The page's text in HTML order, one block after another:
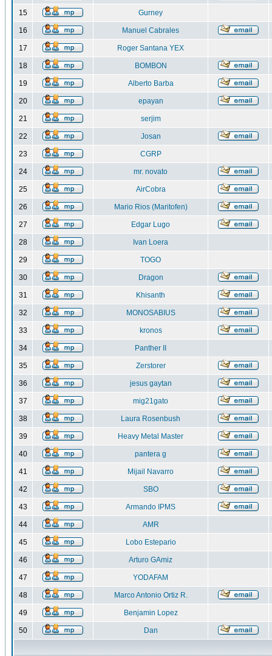
15 Gurney
16 Manuel Cabrales
17 Roger Santana YEX
18 BOMBON
19 Alberto Barba
20 epayan
21 serjim
22 Josan
23 CGRP
24 mr. novato
25 AirCobra
26 Mario Rios (Maritofen)
27 Edgar Lugo
28 Ivan Loera
29 TOGO
30 Dragon
31 Khisanth
32 MONOSABIUS
33 kronos
34 Panther II
35 Zerstorer
36 jesus gaytan
37 mig21gato
38 Laura Rosenbush
39 Heavy Metal Master
40 pantera g
41 Mijail Navarro
42 SBO
43 Armando IPMS
44 AMR
45 Lobo Estepario
46 Arturo GAmiz
47 YODAFAM
48 Marco Antonio Ortiz R.
49 Benjamin Lopez
50 Dan